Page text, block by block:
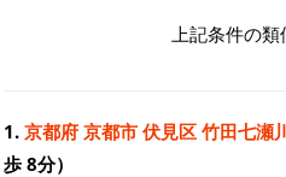
上記条件の
1. 京都府 京都市 伏見区 竹田七瀬
歩 8分）